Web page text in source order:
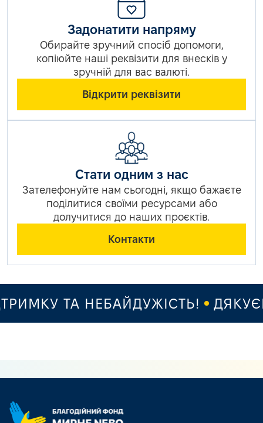
Задонатити напряму
Обирайте зручний спосіб допомоги,
копіюйте наші реквізити для внесків у
зручній для вас валюті.
Відкрити реквізити
Стати одним з нас
Зателефонуйте нам сьогодні, якщо бажаєте
поділитися своїми ресурсами або
долучитися до наших проєктів.
Контакти
ТА НЕБАЙДУЖІСТЬ!